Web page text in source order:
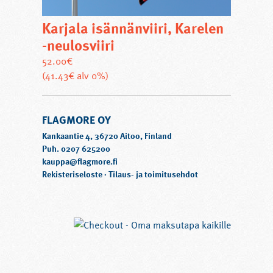
Karjala isännänviiri, Karelen
-neulosviiri
52.00€
(41.43€ alv 0%)
useampi
muunnelma.
Voit
tehdä
valinnat
FLAGMORE OY
Kankaantie 4, 36720 Aitoo, Finland
Puh. 0207 625200
kauppa@flagmore.fi
Rekisteriseloste·Tilaus- ja toimitusehdot